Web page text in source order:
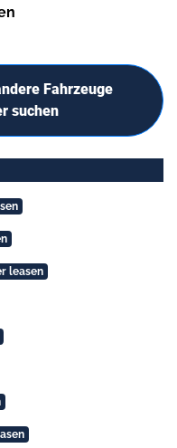
Fahrzeuge
suchen
leasen